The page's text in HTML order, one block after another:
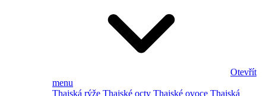
Otevřít
menu
Thajská rýže Thajské octy Thajské ovoce Thajská